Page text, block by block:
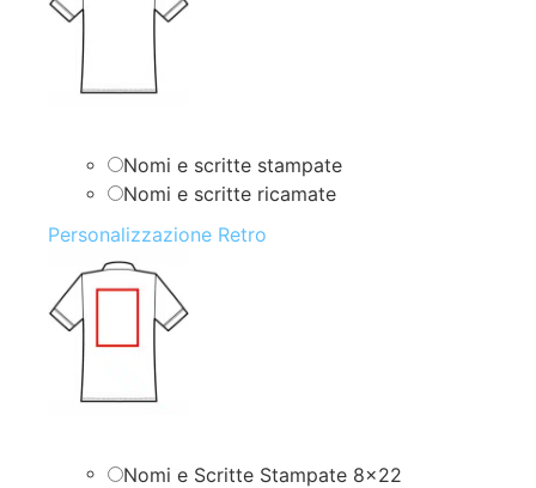
Nomi e scritte stampate
Nomi e scritte ricamate
Personalizzazione Retro
Nomi e Scritte Stampate 8×22